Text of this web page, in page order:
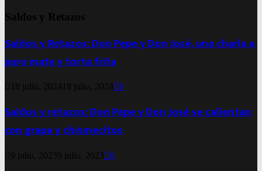
Saldos y Retazos
Saldos y Retazos: Don Pepe y Don José, una charla a
puro mate y torta frita
18 julio, 2024 18 julio, 2024 0
Saldos y retazos: Don Pepe y Don José se calientan
con grapa y chismecitos
9 julio, 20239 julio, 2023 0